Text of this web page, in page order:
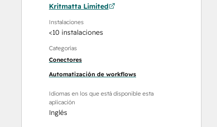
Kritmatta Limited
Instalaciones
<10 instalaciones
Categorías
Conectores
Automatización de workflows
Idiomas en los que está disponible esta
aplicación
Inglés